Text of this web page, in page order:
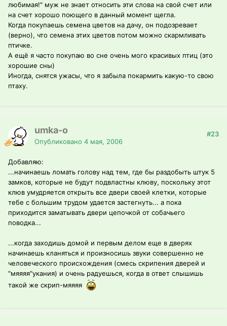
любимая!" муж не знает относить эти слова на свой счет или
на счет хорошо поющего в данный момент щегла.
Когда покупаешь семена цветов на дачу, он подозревает
(верно), что семена этих цветов потом можно скармливать
птичке.
А ещё я часто покупаю во сне очень мого красивых птиц (это
хорошие сны)
Иногда, снятся ужасы, что я забыла покармить какую-то свою
птаху.
umka-o
Опубликовано 4 мая, 2006
#23
Добавляю:
...начинаешь ломать голову над тем, где бы раздобыть штук 5
замков, которые не будут подвластны клюву, поскольку этот
клюв умудряется открыть все двери своей клетки, которые
тебе с большим трудом удается застегнуть... а пока
приходится заматывать двери цепочкой от собачьего
поводка...
...когда заходишь домой и первым делом еще в дверях
начинаешь кланяться и произносишь звуки совершенно не
человеческого происхождения (смесь скрипения дверей и
"мяяяя"укания) и очень радуешься, когда в ответ слышишь
такой же скрип-мяяяя